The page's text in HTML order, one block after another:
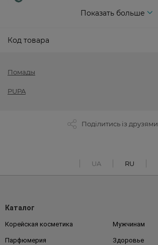
Показать больше
Код товара
Помады
PUPA
Поділитись із друзями
UA RU
Каталог
Корейская косметика Мужчинам
Парфюмерия Здоровье